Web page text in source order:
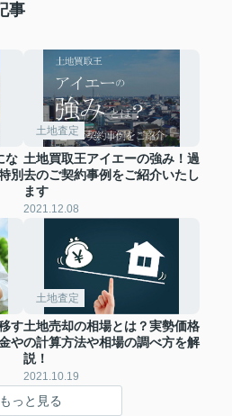
事
な
別
土地査定
土地買取王アイエーの強み！過
去のご契約事例をご紹介いたし
ます
2021.12.08
す
や
土地査定
土地売却の相場とは？実勢価格
の計算方法や相場の調べ方を解
説！
2021.10.19
もっと見る